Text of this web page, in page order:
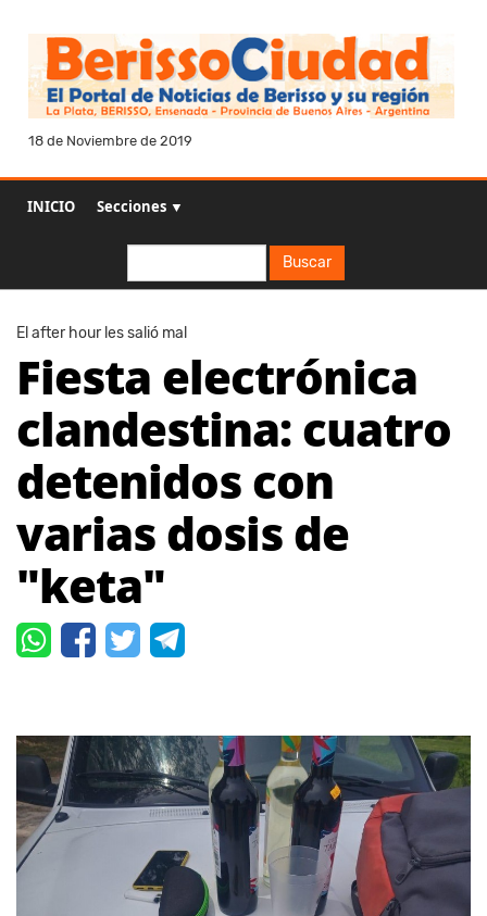
18 de Noviembre de 2019
INICIO Secciones ▼
Buscar
El after hour les salió mal
Fiesta electrónica
clandestina: cuatro
detenidos con
varias dosis de
"keta"